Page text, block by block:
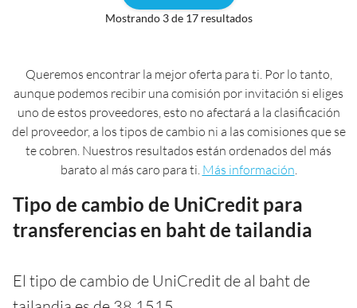
Mostrando 3 de 17 resultados
Queremos encontrar la mejor oferta para ti. Por lo tanto,
aunque podemos recibir una comisión por invitación si eliges
uno de estos proveedores, esto no afectará a la clasificación
del proveedor, a los tipos de cambio ni a las comisiones que se
te cobren. Nuestros resultados están ordenados del más
barato al más caro para ti. Más información
Tipo de cambio de UniCredit para
transferencias en baht de tailandia
El tipo de cambio de UniCredit de al baht de